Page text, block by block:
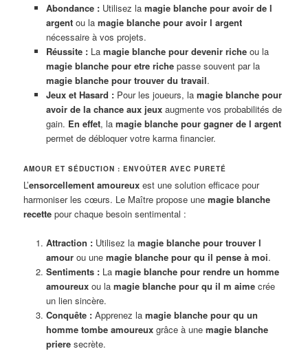
Abondance :Utilisez la magie blanche pour avoir de l
argentou la magie blanche pour avoir l argent
nécessaire à vos projets.
Réussite :La magie blanche pour devenir richeou la
magie blanche pour etre richepasse souvent par la
magie blanche pour trouver du travail.
Jeux et Hasard :Pour les joueurs, la magie blanche pour
avoir de la chance aux jeuxaugmente vos probabilités de
gain. En effet, la magie blanche pour gagner de l argent
permet de débloquer votre karma financier.
AMOUR ET SÉDUCTION : ENVOÛTER AVEC PURETÉ
L’ensorcellement amoureux est une solution efficace pour
harmoniser les cœurs. Le Maître propose unemagie blanche
recette pour chaque besoin sentimental :
Attraction :Utilisez la magie blanche pour trouver l
amourou une magie blanche pour qu il pense à moi.
Sentiments :La magie blanche pour rendre un homme
amoureuxou la magie blanche pour qu il m aimecrée
un lien sincère.
Conquête :Apprenez la magie blanche pour qu un
homme tombe amoureuxgrâce à une magie blanche
prieresecrète.